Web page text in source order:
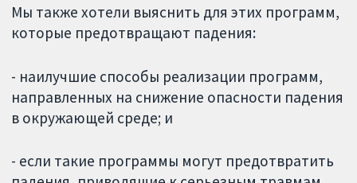
Мы также хотели выяснить для этих программ,
которые предотвращают падения:
- наилучшие способы реализации программ,
направленных на снижение опасности падения
в окружающей среде; и
- если такие программы могут предотвратить